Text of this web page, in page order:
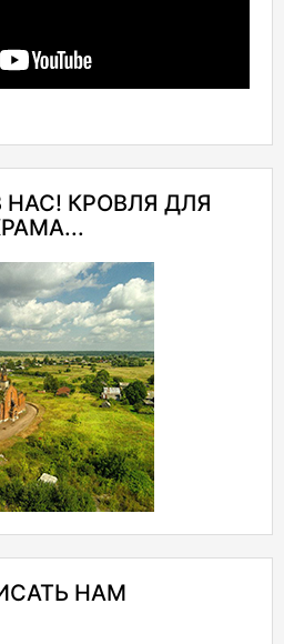
НАС! КРОВЛЯ ДЛЯ
НАМ